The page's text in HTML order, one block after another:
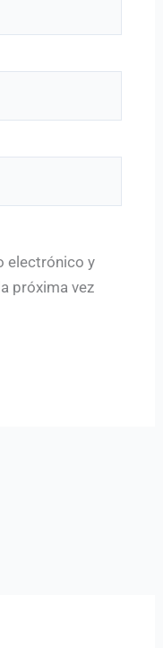
electrónico y
próxima vez